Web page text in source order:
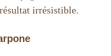
irrésistible.